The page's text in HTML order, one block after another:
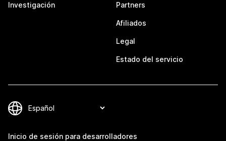
Investigación Partners
Afiliados
Legal
Estado del servicio
Inicio de sesión para desarrolladores